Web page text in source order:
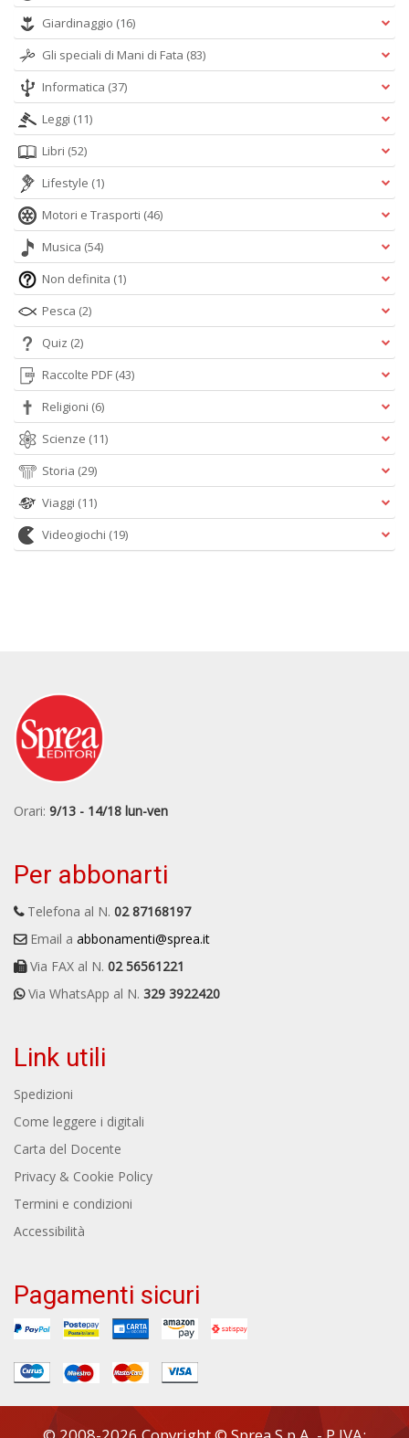
Giardinaggio (16)
Gli speciali di Mani di Fata (83)
Informatica (37)
Leggi (11)
Libri (52)
Lifestyle (1)
Motori e Trasporti (46)
Musica (54)
Non definita (1)
Pesca (2)
Quiz (2)
Raccolte PDF (43)
Religioni (6)
Scienze (11)
Storia (29)
Viaggi (11)
Videogiochi (19)
Orari: 9/13 - 14/18 lun-ven
Per abbonarti
Telefona al N. 02 87168197
Email a abbonamenti@sprea.it
Via FAX al N. 02 56561221
Via WhatsApp al N. 329 3922420
Link utili
Spedizioni
Come leggere i digitali
Carta del Docente
Privacy & Cookie Policy
Termini e condizioni
Accessibilità
Pagamenti sicuri